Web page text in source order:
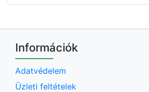
Információk
Adatvédelem
Üzleti feltételek